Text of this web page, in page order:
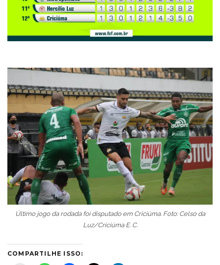
Último jogo da rodada foi disputado em Criciúma. Foto: Celso da
Luz/Criciúma E. C.
COMPARTILHE ISSO: